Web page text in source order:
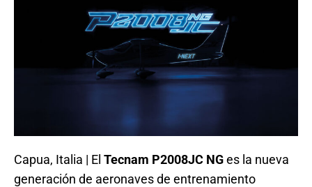
Capua, Italia | El Tecnam P2008JC NGes la nueva
generación de aeronaves de entrenamiento